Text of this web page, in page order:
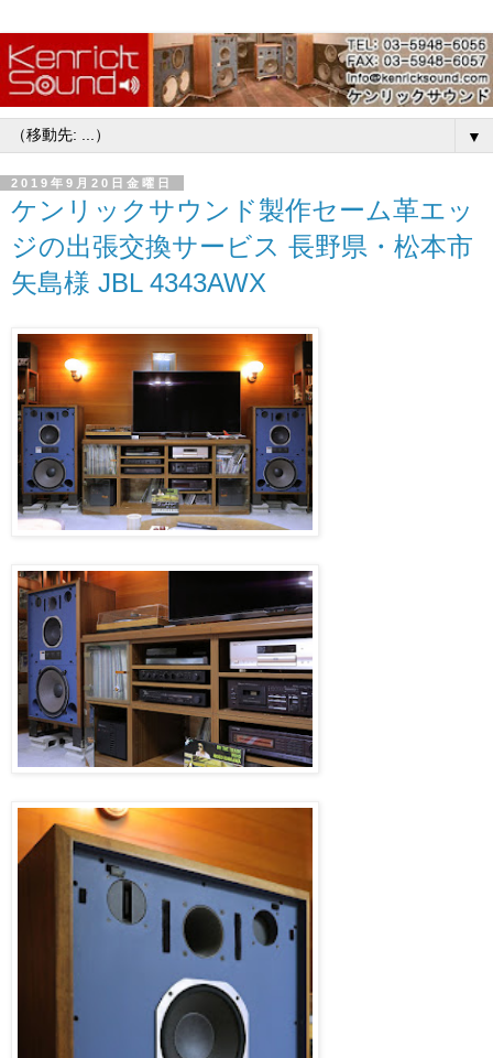
▼
2019年9月20日金曜日
ケンリックサウンド製作セーム革エッ
ジの出張交換サービス 長野県・松本市
矢島様 JBL 4343AWX